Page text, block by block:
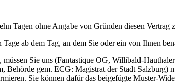
Tagen ohne Angabe von Gründen diesen Vertrag
ab dem Tag, an dem Sie oder ein von Ihnen
müssen Sie uns (Fantastique OG, Willibald-
Behörde gem. ECG: Magistrat der Stadt
Sie können dafür das beigefügte Muster-